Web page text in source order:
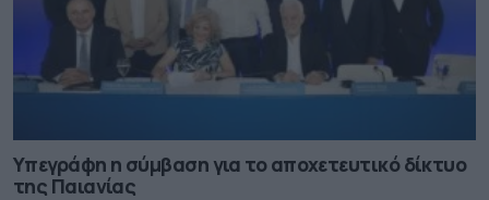
Υπεγράφη η σύμβαση για το αποχετευτικό δίκτυο
της Παιανίας